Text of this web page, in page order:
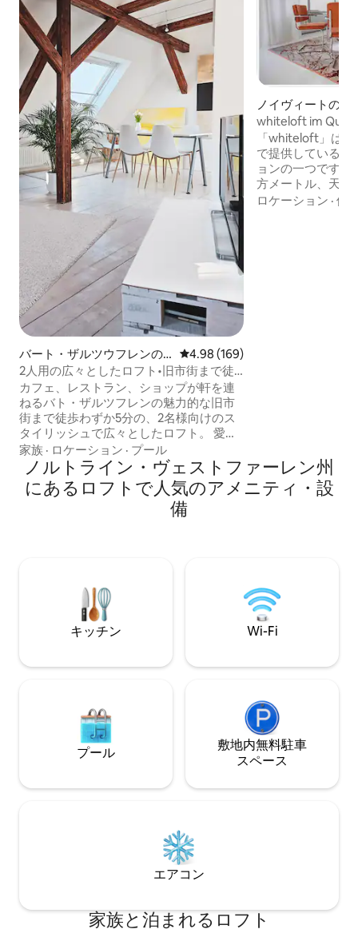
バート・ザルツウフレンの
ロフト
レビュー169件、5つ星中4.98つ
4.98 (169)
2人用の広々としたロフト•旧市街まで徒
歩5分
カフェ、レストラン、ショップが軒を連
ねるバト・ザルツフレンの魅力的な旧市
街まで徒歩わずか5分の、2名様向けのス
タイリッシュで広々としたロフト。 愛情
を込めて修復された100年の歴史を持つタ
ウンハウス内にある、この明るい最上階
のロフトは、個性とモダンな快適さが融
合した他にはない空間を提供します。2人
でのゆったりとした滞在に最適です。 一
としてお迎えできるのを楽しみにしてお
す。 ラルフ・キューン
家族 · ロケーション · プール
ノイヴィートのロ
whiteloft im
ン
「whiteloft」は
で提供している私
ョンの一つです。
方メートル、天井
す。 50％のスペースはウェルネス＆リビ
ロケーション ·価
ノルトライン・ヴェストファーレン州
にあるロフトで人気のアメニティ・設
備
キッチン Wi-Fi
プール
敷地内無料駐⁠車
ス⁠ペ⁠ー⁠ス
エアコン
家族と泊まれるロフト